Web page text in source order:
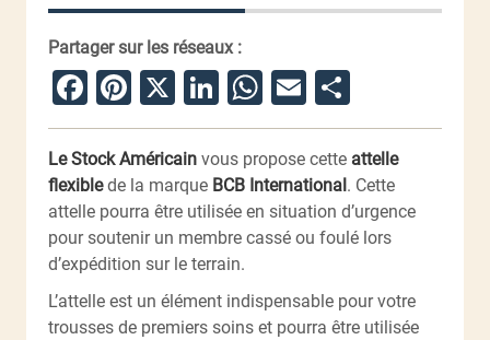
Partager sur les réseaux :
Facebook
Pinterest
X LinkedIn
WhatsApp
Email
Le Stock Américain vous propose cette attelle
flexiblede la marque BCB International . Cette
attelle pourra être utilisée en situation d’urgence
pour soutenir un membre cassé ou foulé lors
d’expédition sur le terrain.
L’attelle est un élément indispensable pour votre
trousses de premiers soins et pourra être utilisée